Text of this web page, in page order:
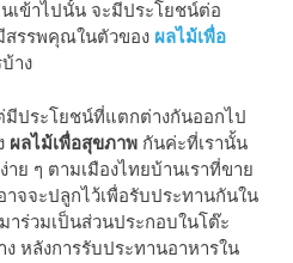
เข้าไปนั้น จะมีประโยชน์ต่อ
สรรพคุณในตัวของ ผลไม้เพื่อ
าง
มีประโยชน์ที่แตกต่างกันออกไป
ผลไม้เพื่อสุขภาพ กันค่ะที่เรานั้น
ย ๆ ตามเมืองไทยบ้านเราที่ขาย
จจะปลูกไว้เพื่อรับประทานกันใน
าร่วมเป็นส่วนประกอบในโต๊ะ
ง หลังการรับประทานอาหารใน